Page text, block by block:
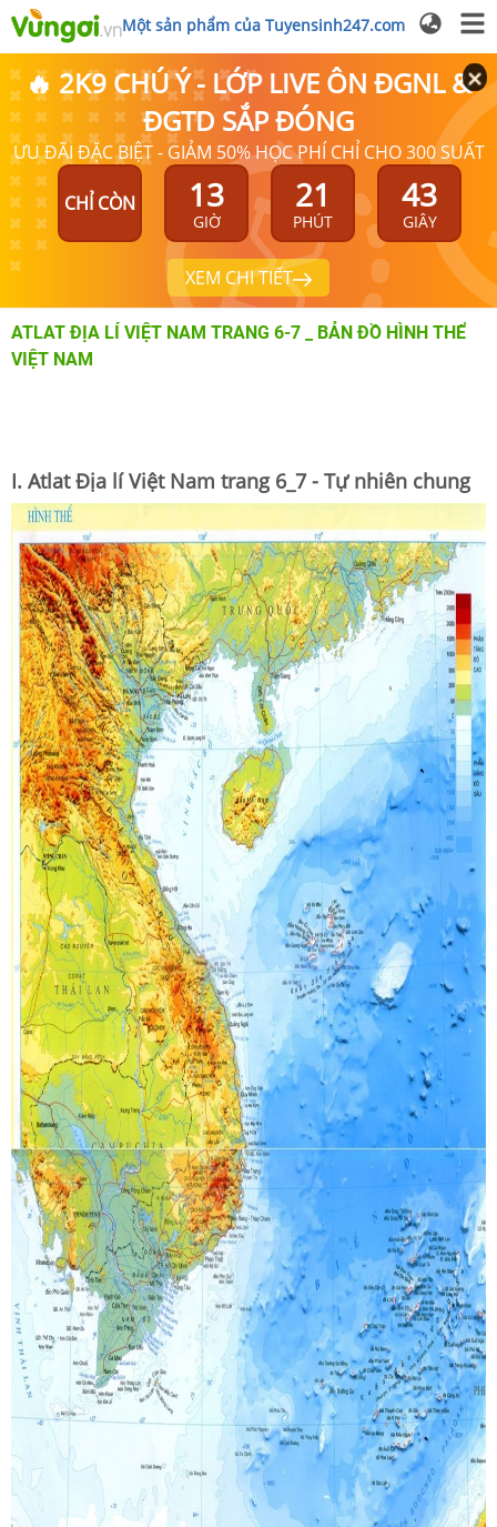
Một sản phẩm của Tuyensinh247.com
🔥 2K9 CHÚ Ý - LỚP LIVE ÔN ĐGNL &
ĐGTD SẮP ĐÓNG
ƯU ĐÃI ĐẶC BIỆT - GIẢM 50% HỌC PHÍ CHỈ CHO 300 SUẤT
CHỈ CÒN 13
GIỜ
21
PHÚT
43
GIÂY
XEM CHI TIẾT
ATLAT ĐỊA LÍ VIỆT NAM TRANG 6-7 _ BẢN ĐỒ HÌNH THỂ
VIỆT NAM
I. Atlat Địa lí Việt Nam trang 6_7 - Tự nhiên chung